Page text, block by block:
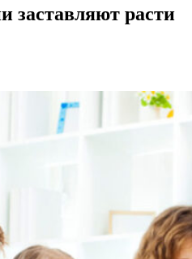
заставляют расти